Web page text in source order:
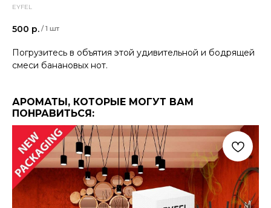
EYFEL
500 р. / 1 шт
Погрузитесь в объятия этой удивительной и бодрящей
смеси банановых нот.
АРОМАТЫ, КОТОРЫЕ МОГУТ ВАМ
ПОНРАВИТЬСЯ: